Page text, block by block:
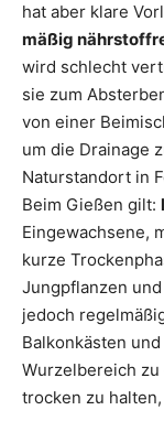
hat aber klare
mäßig
wird schlecht
sie zum
von einer
um die Drainage
Naturstandort in
Beim Gießen gilt:
Eingewachsene,
kurze
Jungpflanzen
jedoch
Balkonkästen
Wurzelbereich
trocken zu